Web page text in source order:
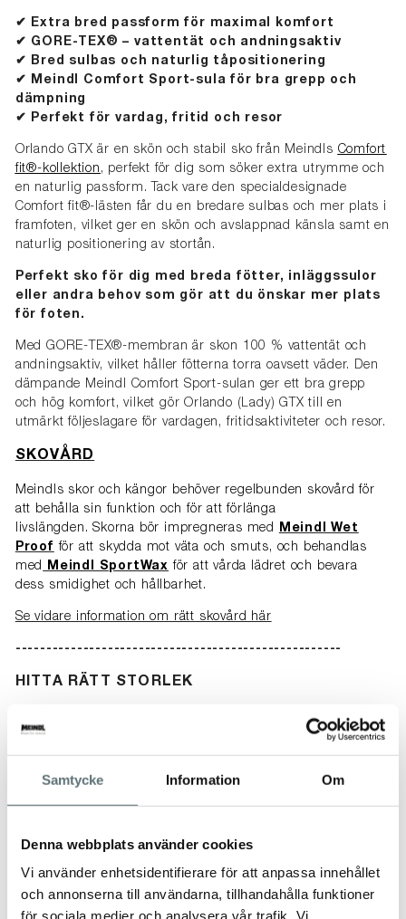
Samtycke Information Om
Denna webbplats använder cookies
Vi använder enhetsidentifierare för att anpassa innehållet
och annonserna till användarna, tillhandahålla funktioner
för sociala medier och analysera vår trafik. Vi
✔ Extra bred passform för maximal komfort
✔ GORE-TEX® – vattentät och andningsaktiv
✔ Bred sulbas och naturlig tåpositionering
✔ Meindl Comfort Sport-sula för bra grepp och
dämpning
✔ Perfekt för vardag, fritid och resor
Orlando GTX är en skön och stabil sko från Meindls Comfort
fit®-kollektion , perfekt för dig som söker extra utrymme och
en naturlig passform. Tack vare den specialdesignade
Comfort fit®-lästen får du en bredare sulbas och mer plats i
framfoten, vilket ger en skön och avslappnad känsla samt en
naturlig positionering av stortån.
Perfekt sko för dig med breda fötter, inläggssulor
eller andra behov som gör att du önskar mer plats
för foten.
Med GORE-TEX®-membran är skon 100 % vattentät och
andningsaktiv, vilket håller fötterna torra oavsett väder. Den
dämpande Meindl Comfort Sport-sulan ger ett bra grepp
och hög komfort, vilket gör Orlando (Lady) GTX till en
utmärkt följeslagare för vardagen, fritidsaktiviteter och resor.
SKOVÅRD
Meindls skor och kängor behöver regelbunden skovård för
att behålla sin funktion och för att förlänga
livslängden. Skorna bör impregneras med Meindl Wet
Proof för att skydda mot väta och smuts, och behandlas
med Meindl SportWax för att vårda lädret och bevara
dess smidighet och hållbarhet.
Se vidare information om rätt skovård här
-----------------------------------------------------
HITTA RÄTT STORLEK
Tänk på att luft isolerar! Välj inte för liten storlek – du ska
kunna vicka och vrida på tårna i dina skor. Vi
rekommenderar att lågskor är ca 5 mm längre än din
fotlängd för att du ska få plats med t.ex. extra strumpor eller
RÄTT STRUMPOR
För att uppnå optimal klimatkomfort är det verkligen viktigt
att välja den bästa strumpan för den avsedda användningen.